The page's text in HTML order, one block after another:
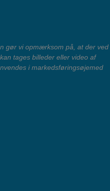
gør vi opmærksom på, at der ved
tages billeder eller video af
i markedsføringsøjemed